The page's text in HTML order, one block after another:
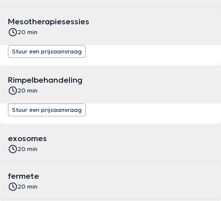
Mesotherapiesessies
20 min
Stuur een prijsaanvraag
Rimpelbehandeling
20 min
Stuur een prijsaanvraag
exosomes
20 min
fermete
20 min